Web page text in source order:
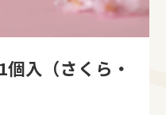
⼊（さくら・